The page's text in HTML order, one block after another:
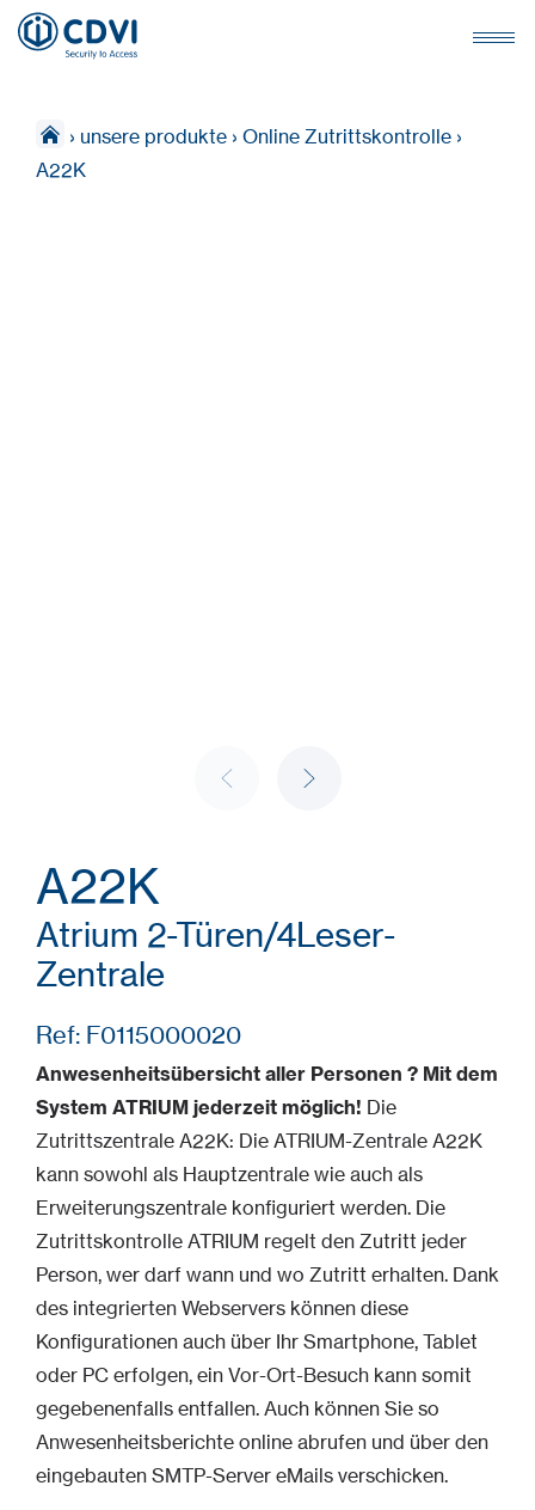
› unsere produkte › Online Zutrittskontrolle ›
A22K
A22K
Atrium 2-Türen/4Leser-
Zentrale
Ref: F0115000020
Anwesenheitsübersicht aller Personen ? Mit dem
System ATRIUM jederzeit möglich! Die
Zutrittszentrale A22K: Die ATRIUM-Zentrale A22K
kann sowohl als Hauptzentrale wie auch als
Erweiterungszentrale konfiguriert werden. Die
Zutrittskontrolle ATRIUM regelt den Zutritt jeder
Person, wer darf wann und wo Zutritt erhalten. Dank
des integrierten Webservers können diese
Konfigurationen auch über Ihr Smartphone, Tablet
oder PC erfolgen, ein Vor-Ort-Besuch kann somit
gegebenenfalls entfallen. Auch können Sie so
Anwesenheitsberichte online abrufen und über den
eingebauten SMTP-Server eMails verschicken.